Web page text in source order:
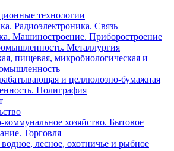
технологии
Радиоэлектроника. Связь
Машиностроение. Приборостроение
Металлургия
пищевая, микробиологическая и
и целлюлозно-бумажная
Полиграфия
хозяйство. Бытовое
Торговля
водное, лесное, охотничье и рыбное